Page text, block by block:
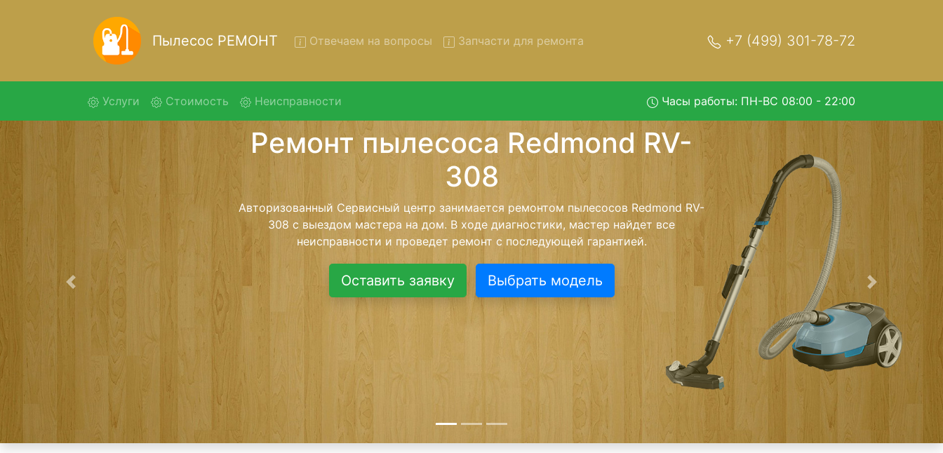
Пылесос РЕМОНТ Отвечаем на вопросы Запчасти для ремонта +7 (499) 301-78-72
Услуги (current)Стоимость Неисправности Часы работы: ПН-ВС 08:00 - 22:00
Ремонт пылесосов Redmond RV-308 с
вывозом в сервис
Ремонт пылесосов Redmond RV-308 с вывозом в сервисный центр и обратно - с
помощью нашей бесплатной услуги, специалист заберет Ваш пылесос для
дальнейшего более детального ремонта. Оговоренная стоимость ремонта
останется неизменно при возвращении видеотехники обратно.
Оставить заявку Выбрать модель
Предыдущая Следующая